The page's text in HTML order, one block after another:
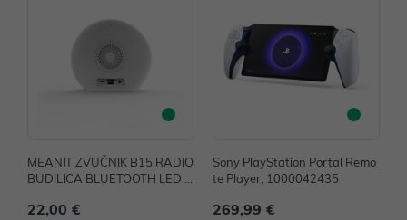
MEANIT ZVUČNIK B15 RADIO
BUDILICA BLUETOOTH LED LI
22,00 €
Sony PlayStation Portal Remo
te Player, 1000042435
269,99 €